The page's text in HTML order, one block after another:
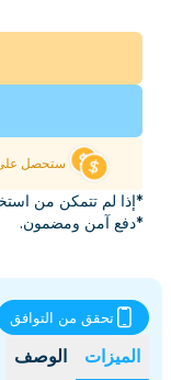
ستحصل
*إذا لم تتمكن من
*دفع آمن ومضمون.
الميزات الوصف
تحقق من التوافق